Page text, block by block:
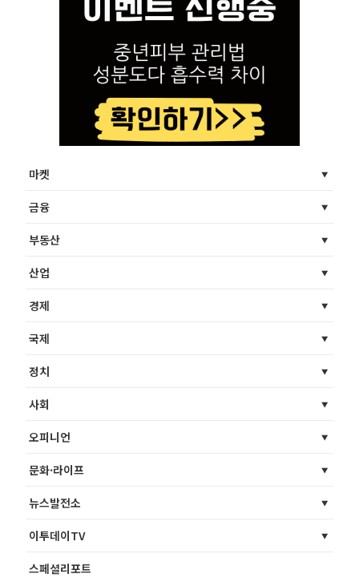
마켓
금융
부동산
산업
경제
국제
정치
사회
오피니언
문화·라이프
뉴스발전소
이투데이TV
스페셜리포트